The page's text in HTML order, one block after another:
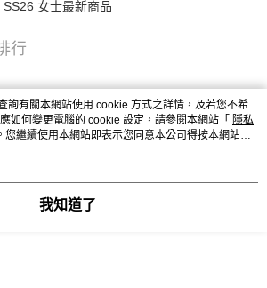
SS26 女士最新商品
行
詢有關本網站使用 cookie 方式之詳情，及若您不希
如何變更電腦的 cookie 設定，請參閱本網站「 隱私
您繼續使用本網站即表示您同意本公司得按本網站使
。
我知道了